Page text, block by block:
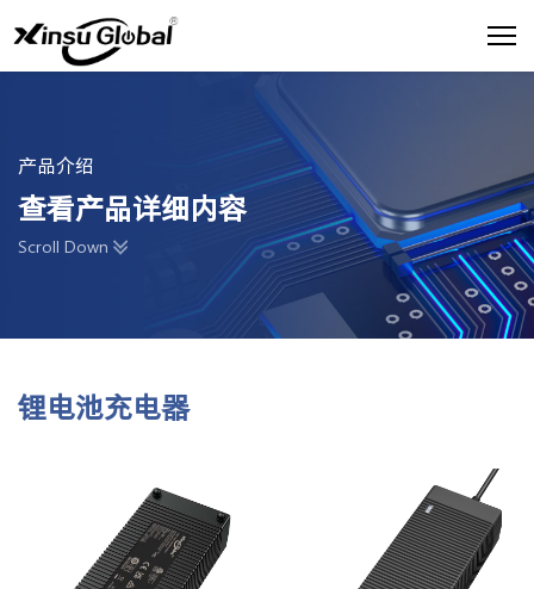
产品介绍
查看产品详细内容
Scroll Down
锂电池充电器